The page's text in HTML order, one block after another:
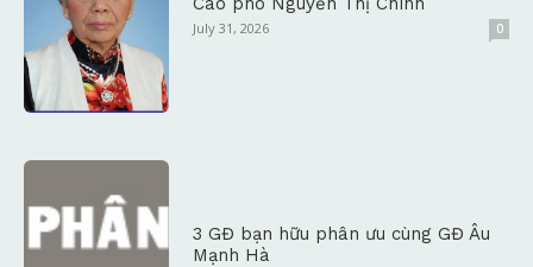
July 31, 2026 0
3 GĐ bạn hữu phân ưu cùng GĐ Âu
Mạnh Hà